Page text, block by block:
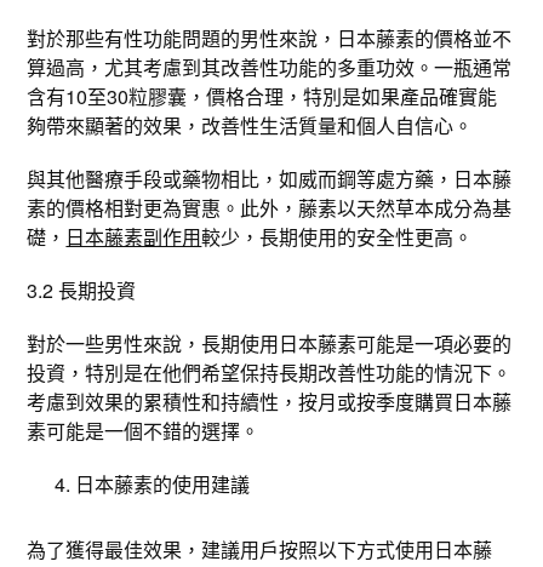
對於那些有性功能問題的男性來說，日本藤素的價格並不
算過高，尤其考慮到其改善性功能的多重功效。一瓶通常
含有10至30粒膠囊，價格合理，特別是如果產品確實能
夠帶來顯著的效果，改善性生活質量和個人自信心。
與其他醫療手段或藥物相比，如威而鋼等處方藥，日本藤
素的價格相對更為實惠。此外，藤素以天然草本成分為基
礎， 日本藤素副作用較少，長期使用的安全性更高。
3.2 長期投資
對於一些男性來說，長期使用日本藤素可能是一項必要的
投資，特別是在他們希望保持長期改善性功能的情況下。
考慮到效果的累積性和持續性，按月或按季度購買日本藤
素可能是一個不錯的選擇。
日本藤素的使用建議
為了獲得最佳效果，建議用戶按照以下方式使用日本藤